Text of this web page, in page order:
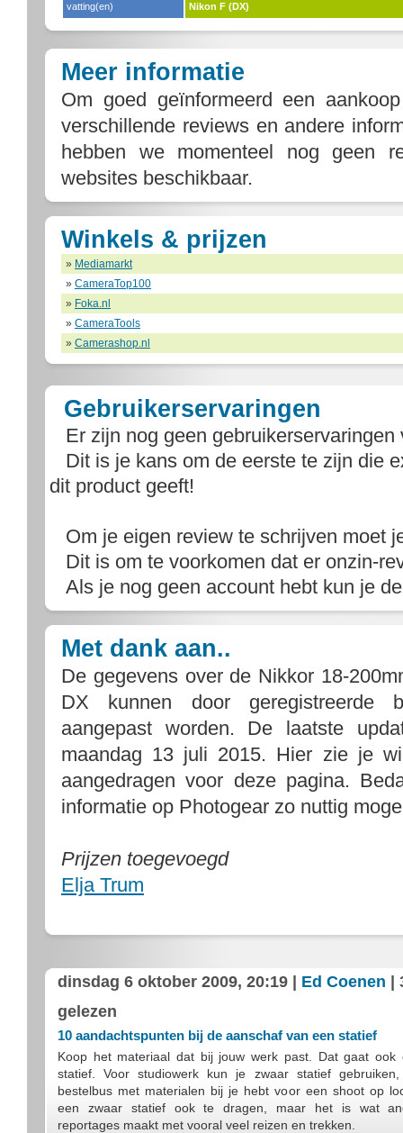
vatting(en) Nikon F (DX)
Meer informatie
Om goed geïnformeerd een
verschillende reviews en andere
hebben we momenteel nog geen
websites beschikbaar.
Winkels & prijzen
» Mediamarkt
» CameraTop100
» Foka.nl
» CameraTools
» Camerashop.nl
Gebruikerservaringen
Er zijn nog geen gebruikerservaringen
Dit is je kans om de eerste te zijn die
dit product geeft!
Om je eigen review te schrijven moet
Dit is om te voorkomen dat er onzin-
Als je nog geen account hebt kun je
Met dank aan..
De gegevens over de Nikkor 18-
DX kunnen door geregistreerde
aangepast worden. De laatste
maandag 13 juli 2015. Hier zie je
aangedragen voor deze pagina.
informatie op Photogear zo nuttig
Prijzen toegevoegd
Elja Trum
dinsdag 6 oktober 2009, 20:19 | Ed Coenen |
gelezen
10 aandachtspunten bij de aanschaf van een statief
Koop het materiaal dat bij jouw werk past. Dat gaat ook
statief. Voor studiowerk kun je zwaar statief
bestelbus met materialen bij je hebt voor een shoot op
een zwaar statief ook te dragen, maar het is wat
reportages maakt met vooral veel reizen en trekken.